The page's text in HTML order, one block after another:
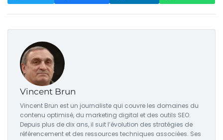
Vincent Brun
Vincent Brun est un journaliste qui couvre les domaines du
contenu optimisé, du marketing digital et des outils SEO.
Depuis plus de dix ans, il suit l’évolution des stratégies de
référencement et des ressources techniques associées. Ses